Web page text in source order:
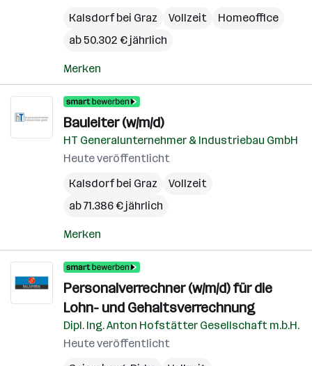
Kalsdorf bei Graz
Vollzeit
Homeoffice
ab 50.302 € jährlich
Merken
Bauleiter (w/m/d)
HT Generalunternehmer & Industriebau GmbH
Heute veröffentlicht
Kalsdorf bei Graz
Vollzeit
ab 71.386 € jährlich
Merken
Personalverrechner (w/m/d) für die
Lohn- und Gehaltsverrechnung
Dipl. Ing. Anton Hofstätter Gesellschaft m.b.H.
Heute veröffentlicht